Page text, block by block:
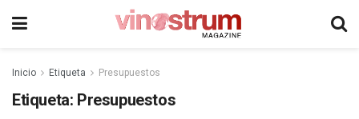
Inicio Etiqueta Presupuestos
Etiqueta: Presupuestos